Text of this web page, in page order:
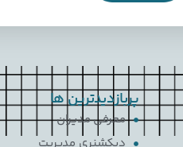
پربازدیدترین ها
معرفی مدیران